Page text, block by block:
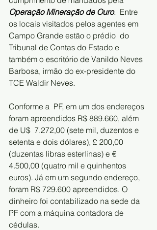
Operação Mineração de Ouro.  Entre
os locais visitados pelos agentes em
Campo Grande estão o prédio  do
Tribunal de Contas do Estado e
também o escritório de Vanildo Neves
Barbosa, irmão do ex-presidente do
TCE Waldir Neves.
Conforme a  PF, em um dos endereços
foram apreendidos R$ 889.660, além
de U$  7.272,00 (sete mil, duzentos e
setenta e dois dólares), £ 200,00
(duzentas libras esterlinas) e €
4.500,00 (quatro mil e quinhentos
euros). Já em um segundo endereço,
foram R$ 729.600 apreendidos. O
dinheiro foi contabilizado na sede da
PF com a máquina contadora de
cédulas.